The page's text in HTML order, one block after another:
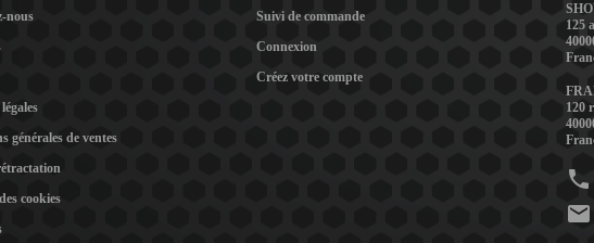
nous
générales de ventes
cookies
Suivi de commande
Connexion
Créez votre compte
125
120
phone
mail